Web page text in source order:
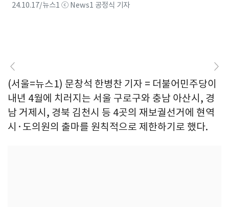
24.10.17/뉴스1 ⓒ News1 공정식 기자
(서울=뉴스1) 문창석 한병찬 기자 = 더불어민주당이
내년 4월에 치러지는 서울 구로구와 충남 아산시, 경
남 거제시, 경북 김천시 등 4곳의 재보궐선거에 현역
시·도의원의 출마를 원칙적으로 제한하기로 했다.